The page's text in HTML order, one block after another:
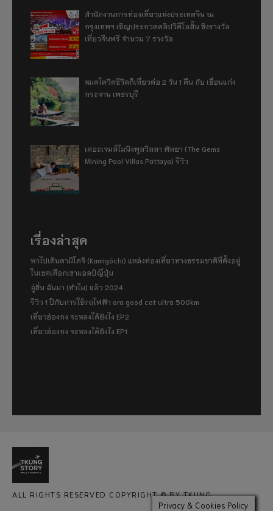
สำนักงานการท่องเที่ยวแห่งประเทศจีน ณ
กรุงเทพฯ เชิญประกวดคลิปวิดีโอสั้น ชิงรางวัล
เที่ยวจีนฟรี จำนวน 7 รางวัล
หมดโควิดชีวิตก็เที่ยวต่อ 2 วัน 1 คืน กับ เขื่อนแก่ง
กระจาน เพชรบุรี
เดอะเจมส์ไมนิงพูลวิลลา พัทยา (The Gems
Mining Pool Villas Pattaya) รีวิว
เรื่องล่าสุด
พาไปเดินคามิโคจิ (Kamigōchi) แหล่งท่องเที่ยวทางธรรมชาติที่ตั้งอยู่
ในเขตเทือกเขาแอลป์ญี่ปุ่น
อู่ฮั่น ฉันมา (ทำไม) แล้ว 2024
รีวิว 1 ปีกับการใช้รถไฟฟ้า ora good cat ultra 500km
เที่ยวฮ่องกง จะหลงได้ยังไง EP2
เที่ยวฮ่องกง จะหลงได้ยังไง EP1
ALL RIGHTS RESERVED COPYRIGHT © BY TKUNG
Privacy & Cookies Policy